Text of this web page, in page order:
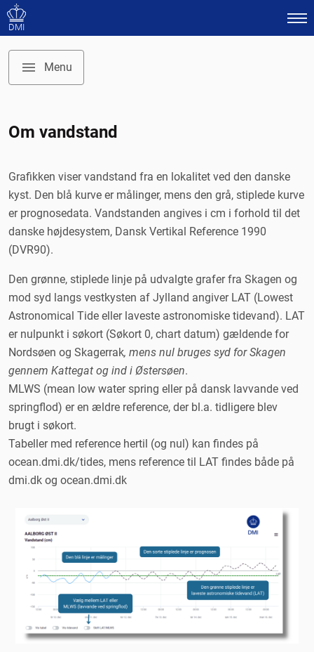
DMI
Menu
Vejret
Radar
Tørkeovervågning
Farvandsudsigt
Usikkerhed
Pollen
Iskort
Glatføre
Vejrarkivet
Om vandstand
Grafikken viser vandstand fra en lokalitet ved den danske
kyst. Den blå kurve er målinger, mens den grå, stiplede kurve
er prognosedata. Vandstanden angives i cm i forhold til det
danske højdesystem, Dansk Vertikal Reference 1990
(DVR90).
Den grønne, stiplede linje på udvalgte grafer fra Skagen og
mod syd langs vestkysten af Jylland angiver LAT (Lowest
Astronomical Tide eller laveste astronomiske tidevand). LAT
er nulpunkt i søkort (Søkort 0, chart datum) gældende for
Nordsøen og Skagerrak, mens nul bruges syd for Skagen
gennem Kattegat og ind i Østersøen.
MLWS (mean low water spring eller på dansk lavvande ved
springflod) er en ældre reference, der bl.a. tidligere blev
brugt i søkort.
Tabeller med reference hertil (og nul) kan findes på
ocean.dmi.dk/tides, mens reference til LAT findes både på
dmi.dk og ocean.dmi.dk